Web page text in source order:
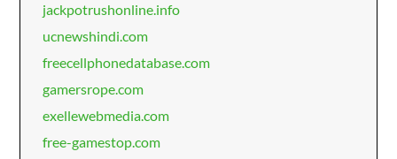
jackpotrushonline.info
ucnewshindi.com
freecellphonedatabase.com
gamersrope.com
exellewebmedia.com
free-gamestop.com